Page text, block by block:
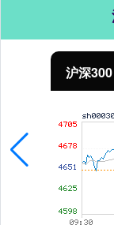
北证50